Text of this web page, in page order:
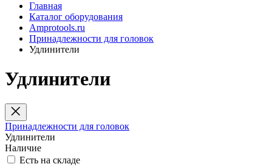
Главная
Каталог оборудования
Amprotools.ru
Принадлежности для головок
Удлинители
Удлинители
Принадлежности для головок
Удлинители
Наличие
Есть на складе